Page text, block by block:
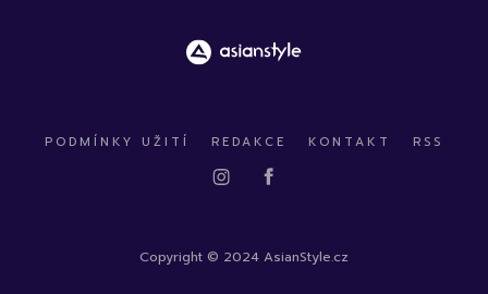
PODMÍNKY UŽITÍ REDAKCE KONTAKT RSS
Copyright © 2024 AsianStyle.cz